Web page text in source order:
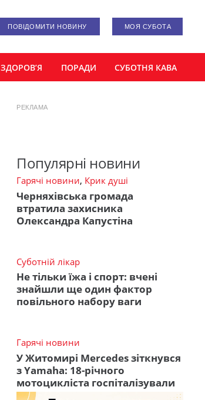
ПОВІДОМИТИ НОВИНУ МОЯ СУБОТА
ЗДОРОВ’Я ПОРАДИ СУБОТНЯ КАВА
РЕКЛАМА
Популярні новини
Гарячі новини, Крик душі
Черняхівська громада
втратила захисника
Олександра Капустіна
Суботній лікар
Не тільки їжа і спорт: вчені
знайшли ще один фактор
повільного набору ваги
Гарячі новини
У Житомирі Mercedes зіткнувся
з Yamaha: 18-річного
мотоцикліста госпіталізували